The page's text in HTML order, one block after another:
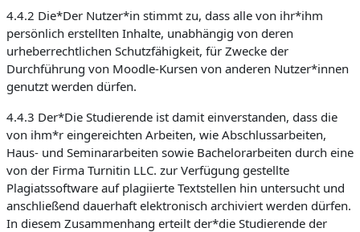
4.4.2 Die*Der Nutzer*in stimmt zu, dass alle von ihr*ihm
persönlich erstellten Inhalte, unabhängig von deren
urheberrechtlichen Schutzfähigkeit, für Zwecke der
Durchführung von Moodle-Kursen von anderen Nutzer*innen
genutzt werden dürfen.
4.4.3 Der*Die Studierende ist damit einverstanden, dass die
von ihm*r eingereichten Arbeiten, wie Abschlussarbeiten,
Haus- und Seminararbeiten sowie Bachelorarbeiten durch eine
von der Firma Turnitin LLC. zur Verfügung gestellte
Plagiatssoftware auf plagiierte Textstellen hin untersucht und
anschließend dauerhaft elektronisch archiviert werden dürfen.
In diesem Zusammenhang erteilt der*die Studierende der